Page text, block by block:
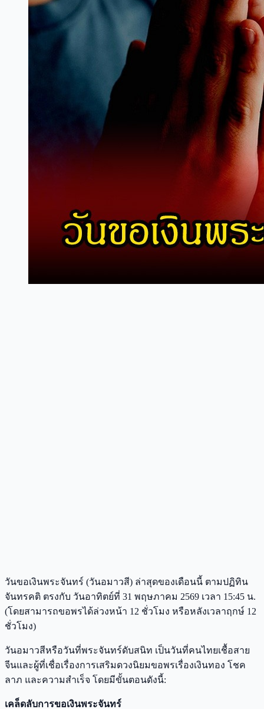
วันขอเงินพระจันทร์ (วันอมาวสี) ล่าสุดของเดือนนี้ ตามปฏิทิน
จันทรคติ ตรงกับ วันอาทิตย์ที่ 31 พฤษภาคม 2569 เวลา 15:45 น.
(โดยสามารถขอพรได้ล่วงหน้า 12 ชั่วโมง หรือหลังเวลาฤกษ์ 12
ชั่วโมง)
วันอมาวสีหรือวันที่พระจันทร์ดับสนิท เป็นวันที่คนไทยเชื้อสาย
จีนและผู้ที่เชื่อเรื่องการเสริมดวงนิยมขอพรเรื่องเงินทอง โชค
ลาภ และความสำเร็จ โดยมีขั้นตอนดังนี้:
เคล็ดลับการขอเงินพระจันทร์